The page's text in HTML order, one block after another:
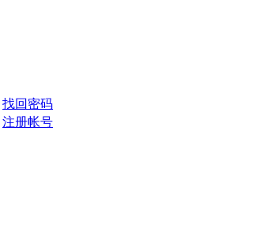
找回密码
注册帐号